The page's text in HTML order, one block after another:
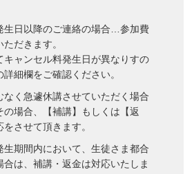
生日以降のご連絡の場合…参加費
だきます。
ャンセル料発生日が異なりすの
細欄をご確認ください。
なく急遽休講させていただく場合
の場合、【補講】もしくは【返
させて頂きます。
生期間内において、生徒さま都合
合は、補講・返金は対応いたしま